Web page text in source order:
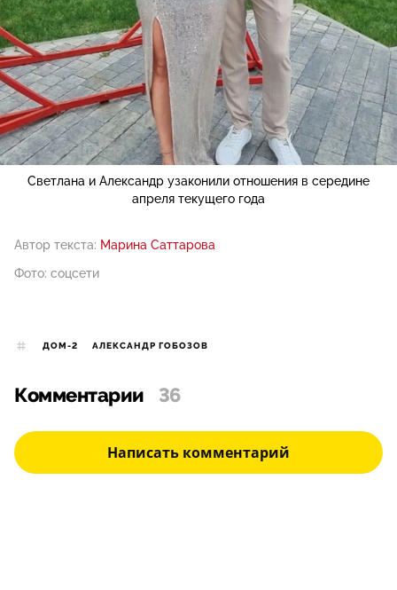
Светлана и Александр узаконили отношения в середине
апреля текущего года
Автор текста: Марина Саттарова
Фото: соцсети
ДОМ-2 АЛЕКСАНДР ГОБОЗОВ
Комментарии 36
Написать комментарий